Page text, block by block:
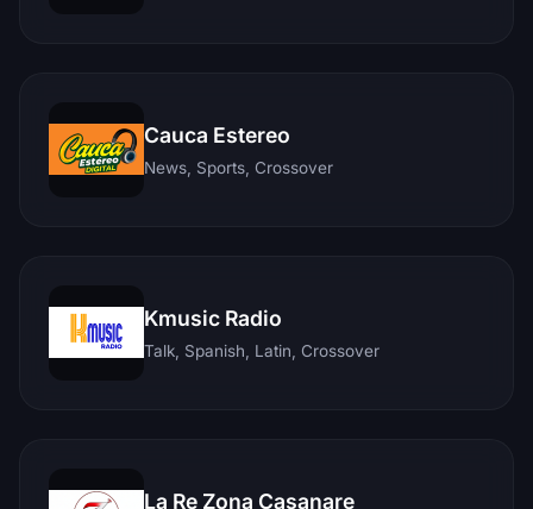
Cauca Estereo
News, Sports, Crossover
Kmusic Radio
Talk, Spanish, Latin, Crossover
La Re Zona Casanare